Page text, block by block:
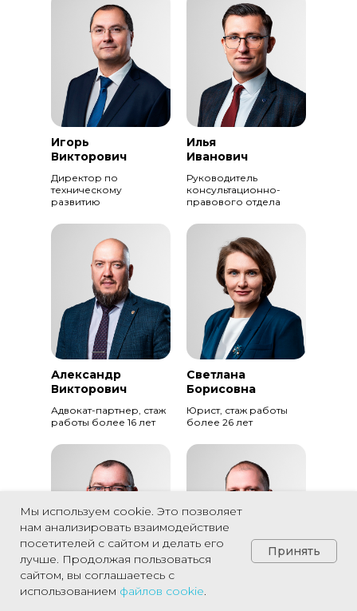
Игорь
Викторович
Директор по
техническому
развитию
Илья
Иванович
Руководитель
консультационно-
правового отдела
Александр
Викторович
Адвокат-партнер, стаж
работы более 16 лет
Светлана
Борисовна
Юрист, стаж работы
более 26 лет
Евгений
Андрей
Мы используем cookie. Это позволяет
нам анализировать взаимодействие
посетителей с сайтом и делать его
лучше. Продолжая пользоваться
сайтом, вы соглашаетесь с
использованием файлов cookie.
Принять